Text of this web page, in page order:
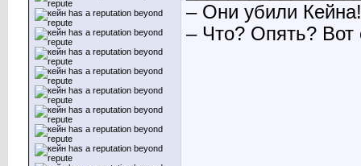
– Они убили Кейна!
– Что? Опять? Вот